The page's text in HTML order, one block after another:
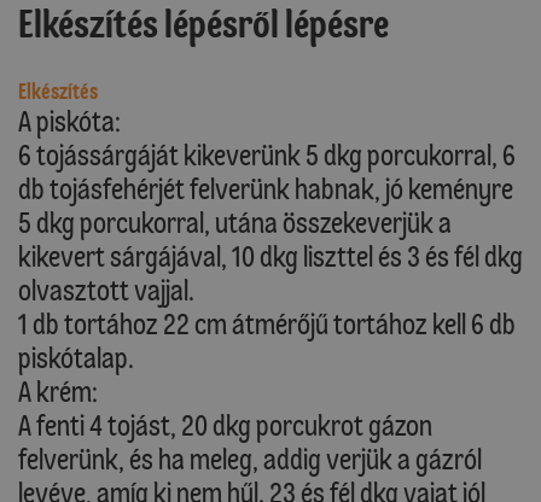
Elkészítés lépésről lépésre
Elkészítés
A piskóta:
6 tojássárgáját kikeverünk 5 dkg porcukorral, 6
db tojásfehérjét felverünk habnak, jó keményre
5 dkg porcukorral, utána összekeverjük a
kikevert sárgájával, 10 dkg liszttel és 3 és fél dkg
olvasztott vajjal.
1 db tortához 22 cm átmérőjű tortához kell 6 db
piskótalap.
A krém:
A fenti 4 tojást, 20 dkg porcukrot gázon
felverünk, és ha meleg, addig verjük a gázról
levéve, amíg ki nem hűl. 23 és fél dkg vajat jól